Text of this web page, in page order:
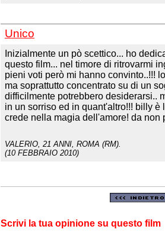
Unico
Inizialmente un pò scettico... ho
questo film... nel timore di ritrovarmi
pieni voti però mi hanno convinto..!!!
ma soprattutto concentrato su di un
difficilmente potrebbero desiderarsi..
in un sorriso ed in quant'altro!!! billy
crede nella magia dell'amore! da non
VALERIO , 21 ANNI, ROMA (RM).
(10 FEBBRAIO 2010)
Scrivi la tua opinione su questo film